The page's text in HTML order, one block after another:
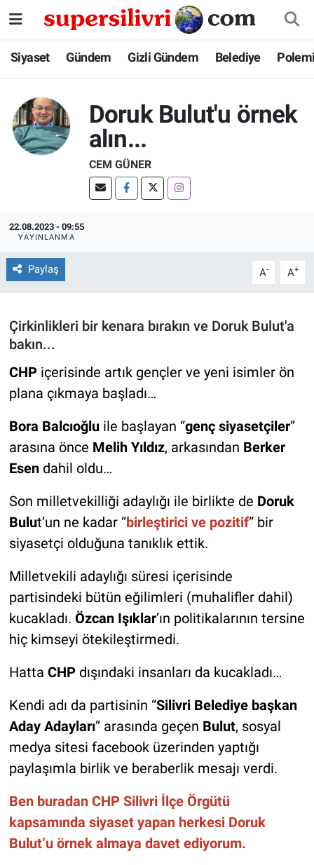
Siyaset Gündem Gizli Gündem Belediye
Doruk Bulut'u örnek
alın...
CEM GÜNER
22.08.2023 - 09:55
YAYINLANMA
Paylaş A- A+
Çirkinlikleri bir kenara bırakın ve Doruk Bulut'a
bakın...
CHPiçerisinde artık gençler ve yeni isimler ön
plana çıkmaya başladı…
Bora Balcıoğlu ile başlayan “genç siyasetçiler”
arasına önce Melih Yıldız, arkasından Berker
Esendahil oldu…
Son milletvekilliği adaylığı ile birlikte de Doruk
Bulut’un ne kadar “birleştirici ve pozitif” bir
siyasetçi olduğuna tanıklık ettik.
Milletvekili adaylığı süresi içerisinde
partisindeki bütün eğilimleri (muhalifler dahil)
kucakladı. Özcan Işıklar’ın politikalarının tersine
hiç kimseyi ötekileştirmedi.
Hatta CHP dışındaki insanları da kucakladı…
Kendi adı da partisinin “Silivri Belediye başkan
Aday Adayları” arasında geçen Bulut, sosyal
medya sitesi facebook üzerinden yaptığı
paylaşımla birlik ve beraberlik mesajı verdi.
Ben buradan CHP Silivri İlçe Örgütü
kapsamında siyaset yapan herkesi Doruk
Bulut’u örnek almaya davet ediyorum.
Siyaset
Gizli Gündem
İstanbul Nöbetçi Eczaneler
İstanbul Namaz Vakitleri
İstanbul Trafik Yoğunluk Haritası
Süper Lig Puan Durumu ve Fikstür
Tüm Manşetler
Son Dakika Haberleri